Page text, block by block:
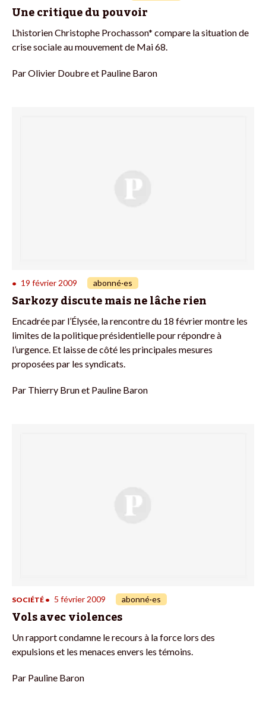
Une critique du pouvoir
L’historien Christophe Prochasson* compare la situation de
crise sociale au mouvement de Mai 68.
ParOlivier Doubre et Pauline Baron
• 19 février 2009 abonné·es
Sarkozy discute mais ne lâche rien
Encadrée par l’Élysée, la rencontre du 18 février montre les
limites de la politique présidentielle pour répondre à
l’urgence. Et laisse de côté les principales mesures
proposées par les syndicats.
Par Thierry Brun et Pauline Baron
SOCIÉTÉ • 5 février 2009 abonné·es
Vols avec violences
Un rapport condamne le recours à la force lors des
expulsions et les menaces envers les témoins.
Par Pauline Baron